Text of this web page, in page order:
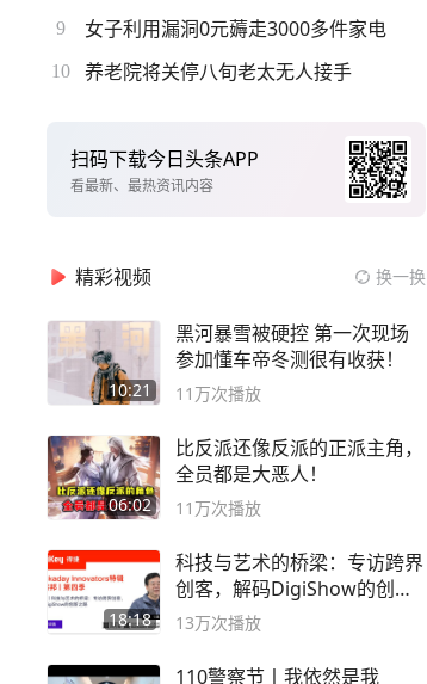
9 女子利用漏洞0元薅走3000多件家电
10 养老院将关停八旬老太无人接手
扫码下载今日头条APP
看最新、最热资讯内容
精彩视频 换一换
10:21
黑河暴雪被硬控 第一次现场
参加懂车帝冬测很有收获！
11万次播放
06:02
比反派还像反派的正派主角，
全员都是大恶人！
11万次播放
18:18
科技与艺术的桥梁：专访跨界
创客，解码DigiShow的创新
之路
13万次播放
110警察节丨我依然是我